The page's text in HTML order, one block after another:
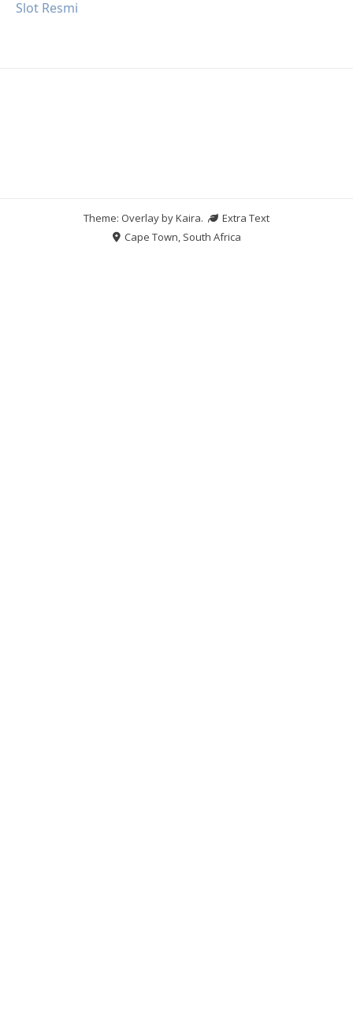
Slot Resmi
Theme: Overlay byKaira.
Extra Text
Cape Town, South Africa